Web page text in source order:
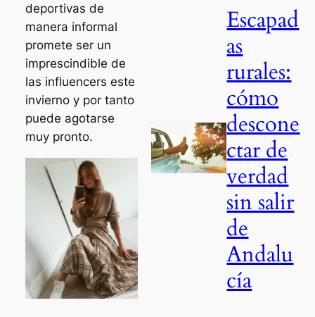
deportivas de
manera informal
promete ser un
imprescindible de
las influencers este
invierno y por tanto
puede agotarse
muy pronto.
Escapad
as
rurales:
cómo
descone
ctar de
verdad
sin salir
de
Andalu
cía